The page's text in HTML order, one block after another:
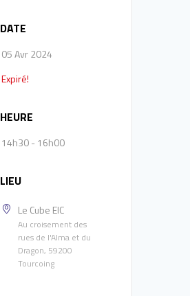
DATE
05 Avr 2024
Expiré!
HEURE
14h30 - 16h00
LIEU
Le Cube EIC
Au croisement des
rues de l'Alma et du
Dragon, 59200
Tourcoing